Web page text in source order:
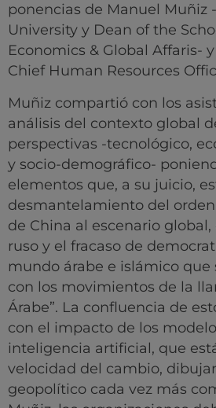
ponencias de Manuel Muñiz
University y Dean of the
Economics & Global Affaris-
Chief Human Resources
Muñiz compartió con los
análisis del contexto global
perspectivas -tecnológico,
y socio-demográfico-
elementos que, a su juicio,
desmantelamiento del
de China al escenario
ruso y el fracaso de
mundo árabe e islámico
con los movimientos de la
Árabe”. La confluencia de
con el impacto de los
inteligencia artificial, que
velocidad del cambio,
geopolítico cada vez más